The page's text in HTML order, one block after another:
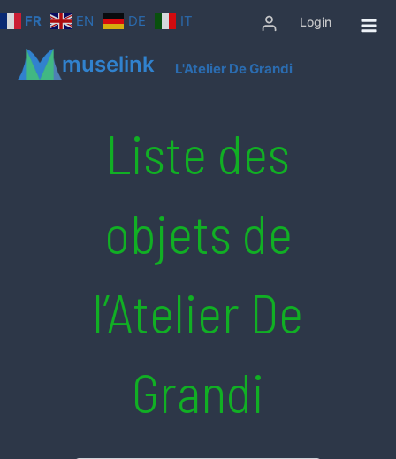
Aller
au
contenu
FR EN DE IT Login
muselink L'Atelier De Grandi
Liste des
objets de
l’Atelier De
Grandi